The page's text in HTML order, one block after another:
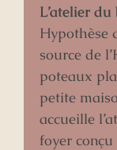
L’atelier
Hypothèse
source de
poteaux
petite
accueille
foyer